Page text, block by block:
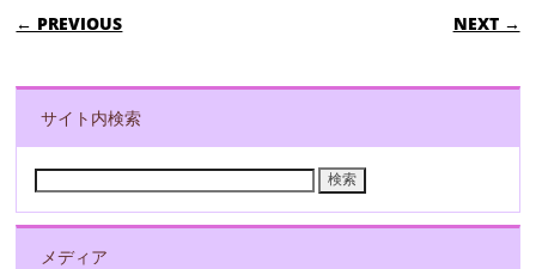
POST NAVIGATION
← PREVIOUS NEXT →
サイト内検索
メディア